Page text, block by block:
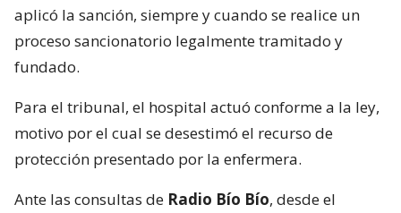
aplicó la sanción, siempre y cuando se realice un
proceso sancionatorio legalmente tramitado y
fundado.
Para el tribunal, el hospital actuó conforme a la ley,
motivo por el cual se desestimó el recurso de
protección presentado por la enfermera.
Ante las consultas de Radio Bío Bío, desde el